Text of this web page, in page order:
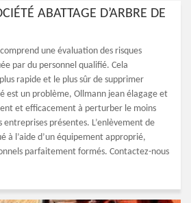
ABATTAGE D’ARBRE DE
une évaluation des risques
par du personnel qualifié. Cela
rapide et le plus sûr de supprimer
est un problème, Ollmann jean élagage et
et efficacement à perturber le moins
entreprises présentes. L’enlèvement de
à l’aide d’un équipement approprié,
parfaitement formés. Contactez-nous